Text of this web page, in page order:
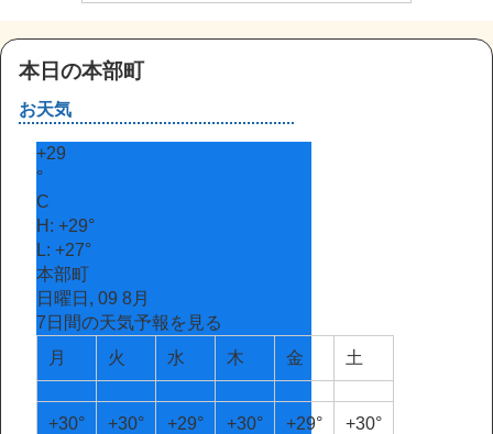
本日の本部町
お天気
+29
°
C
H: +29°
L: +27°
本部町
日曜日, 09 8月
7日間の天気予報を見る
月
火 水 木 金 土
+30° +30° +29° +30° +29° +30°